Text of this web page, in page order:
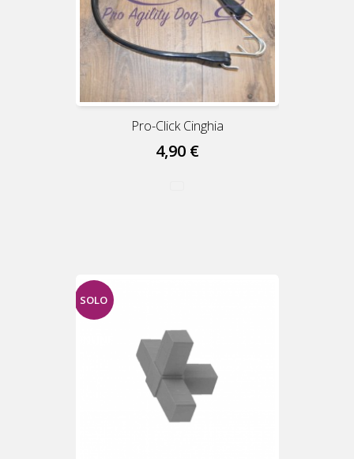
Pro-Click Cinghia
4,90 €
SOLO